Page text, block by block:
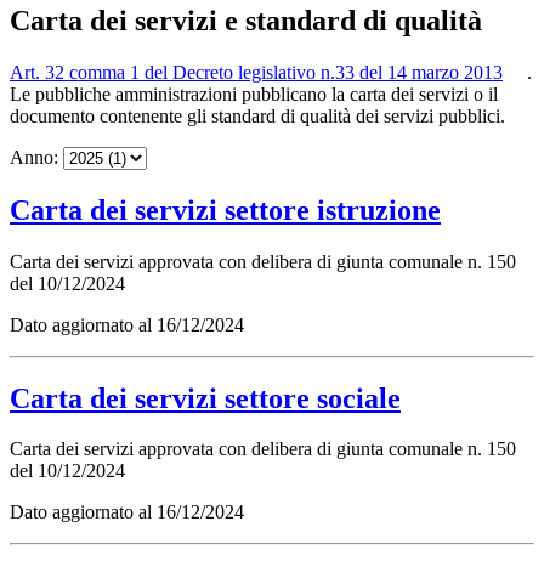
Carta dei servizi e standard di qualità
Art. 32 comma 1 del Decreto legislativo n.33 del 14 marzo 2013
.
Le pubbliche amministrazioni pubblicano la carta dei servizi o il
documento contenente gli standard di qualità dei servizi pubblici.
Anno:
Carta dei servizi settore istruzione
Carta dei servizi approvata con delibera di giunta comunale n. 150
del 10/12/2024
Dato aggiornato al 16/12/2024
Carta dei servizi settore sociale
Carta dei servizi approvata con delibera di giunta comunale n. 150
del 10/12/2024
Dato aggiornato al 16/12/2024